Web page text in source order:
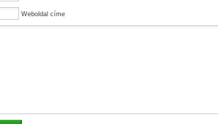
Weboldal címe